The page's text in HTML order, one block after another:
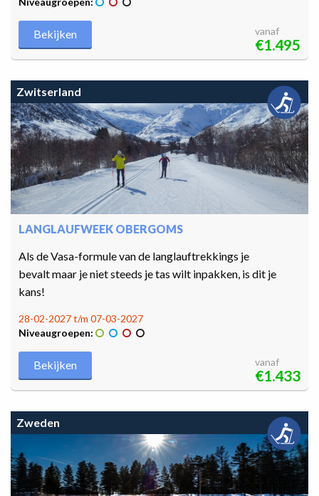
Bekijken vanaf
€1.495
Zwitserland
LANGLAUFWEEK OBERGOMS
Als de Vasa-formule van de langlauftrekkings je
bevalt maar je niet steeds je tas wilt inpakken, is dit je
kans!
28-02-2027 t/m 07-03-2027
Niveaugroepen:
Bekijken vanaf
€1.433
Zweden